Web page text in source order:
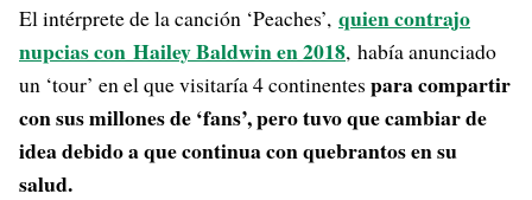
El intérprete de la canción ‘Peaches’, quien contrajo
nupcias con Hailey Baldwin en 2018, había anunciado
un ‘tour’ en el que visitaría 4 continentes para compartir
con sus millones de ‘fans’, pero tuvo que cambiar de
idea debido a que continua con quebrantos en su
salud.